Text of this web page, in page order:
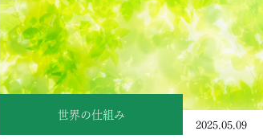
世界の仕組み
2025.05.09